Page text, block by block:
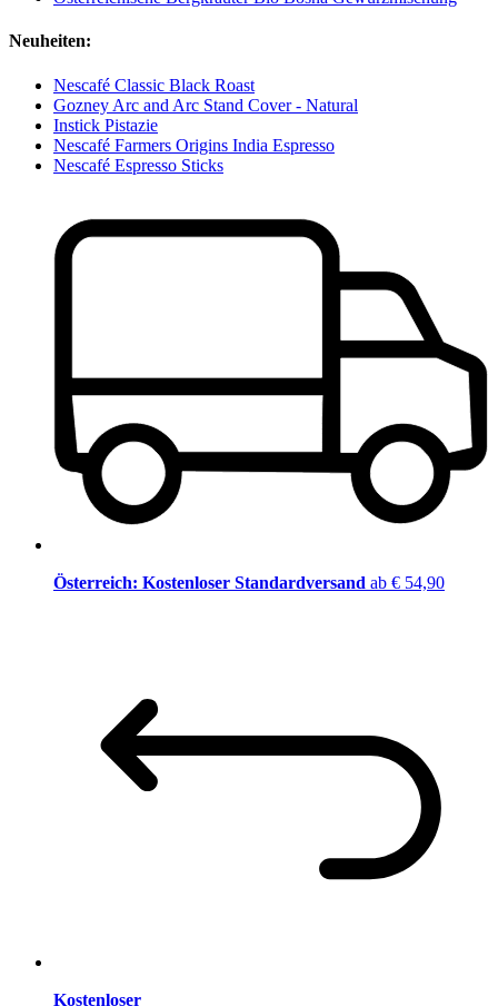
Neuheiten:
Nescafé Classic Black Roast
Gozney Arc and Arc Stand Cover - Natural
Instick Pistazie
Nescafé Farmers Origins India Espresso
Nescafé Espresso Sticks
Österreich: Kostenloser Standardversand ab € 54,90
Kostenloser